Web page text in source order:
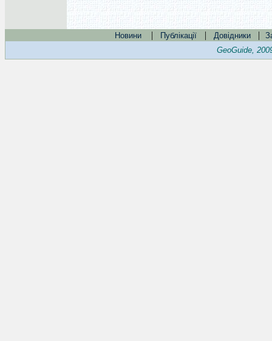
Новини | Публікації | Довідники |
GeoGuide,